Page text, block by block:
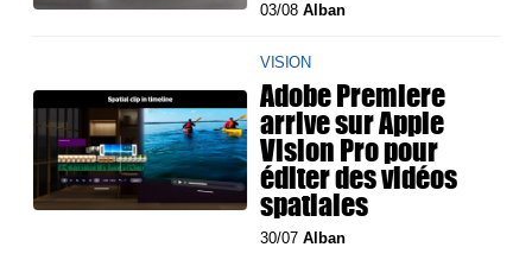
03/08Alban
VISION
Adobe Premiere
arrive sur Apple
Vision Pro pour
éditer des vidéos
spatiales
30/07Alban